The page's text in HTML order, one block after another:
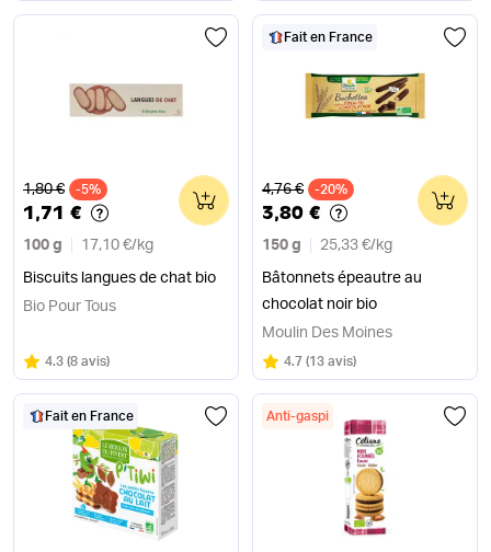
Ancien prix
1,80 € -5%
1,71 €
100 g 17,10 €/ kg
Biscuits langues de chat bio
0
Bio Pour Tous
Note
4.3 sur 5
(8 avis)
Fait en France
Ancien prix
4,76 € -20%
3,80 €
150 g 25,33 €/ kg
Bâtonnets épeautre au
chocolat noir bio
0
Moulin Des Moines
Note
4.7 sur 5
(13 avis)
Fait en France Anti-gaspi